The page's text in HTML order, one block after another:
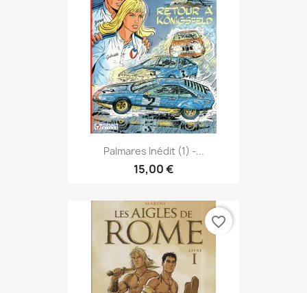
Palmares Inédit (1) -...
15,00 €
favorite_border